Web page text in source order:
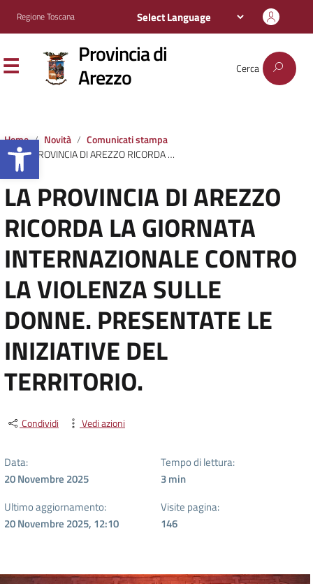
Apri la barra degli strumenti
Regione Toscana
Provincia di
Arezzo Cerca
Home Novità
Comunicati stampa
LA PROVINCIA DI AREZZO RICORDA LA GIORNATA INTERNAZIONALE CONTRO LA VIOLENZA SULLE DONNE. PRESENTATE LE INIZIATIVE DEL TERRITORIO.
LA PROVINCIA DI AREZZO
RICORDA LA GIORNATA
INTERNAZIONALE CONTRO
LA VIOLENZA SULLE
DONNE. PRESENTATE LE
INIZIATIVE DEL
TERRITORIO.
Condividi Vedi azioni
Data:
20 Novembre 2025
Tempo di lettura:
3min
Ultimo aggiornamento:
20 Novembre 2025, 12:10
Visite pagina:
146